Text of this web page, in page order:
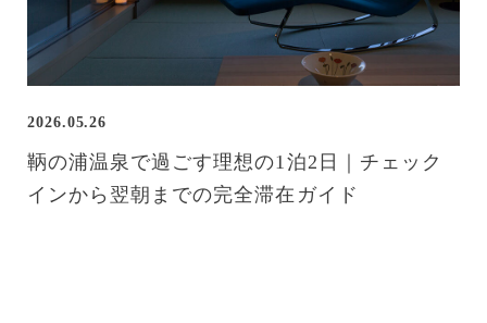
2026.05.26
鞆の浦温泉で過ごす理想の1泊2日｜チェック
インから翌朝までの完全滞在ガイド